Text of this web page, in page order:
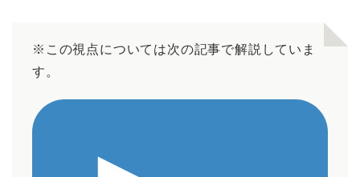
※この視点については次の記事で解説していま
す。